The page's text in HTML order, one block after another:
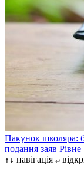
Пакунок школяра:
подання заяв Рівне
↑↓ навігація ↵